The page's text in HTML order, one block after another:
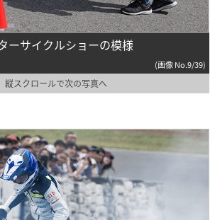
ーサイクルショーの模様
(画像 No.9/39)
縦スクロールで次の写真へ